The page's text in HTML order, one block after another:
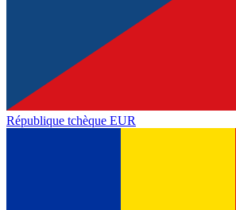
République tchèque EUR